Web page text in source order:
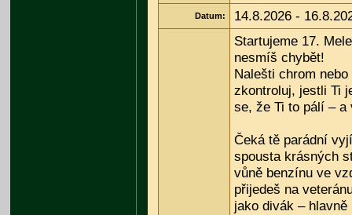
Datum: 14.8.2026 -
Startujeme 17.
nesmíš chybět!
Nalešti chrom
zkontroluj, jestli Ti
se, že Ti to pálí –
Čeká tě parádní
spousta krásných
vůně benzínu ve
přijedeš na
jako divák – hlavně